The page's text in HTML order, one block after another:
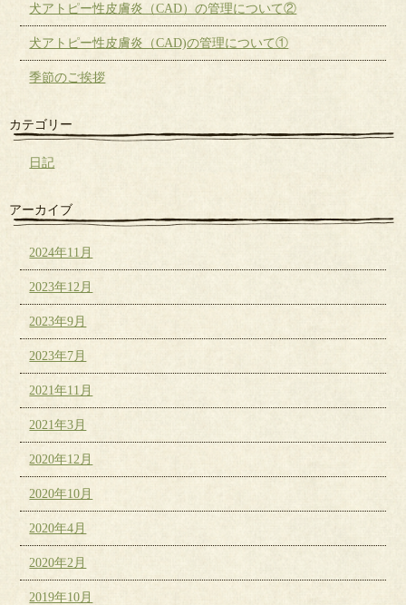
犬アトピー性皮膚炎（CAD）の管理について②
犬アトピー性皮膚炎（CAD)の管理について①
季節のご挨拶
カテゴリー
日記
アーカイブ
2024年11月
2023年12月
2023年9月
2023年7月
2021年11月
2021年3月
2020年12月
2020年10月
2020年4月
2020年2月
2019年10月